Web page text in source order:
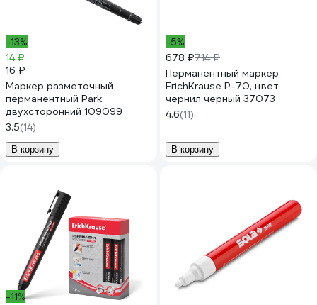
-13%
14 ₽
16 ₽
Маркер разметочный
перманентный Park
двухсторонний 109099
3.5(14)
В корзину
-5%
678 ₽714 ₽
Перманентный маркер
ErichKrause P-70, цвет
чернил черный 37073
4.6(11)
В корзину
-11%